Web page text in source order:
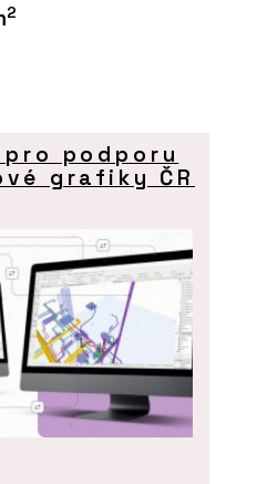
2
pro podporu
grafiky ČR